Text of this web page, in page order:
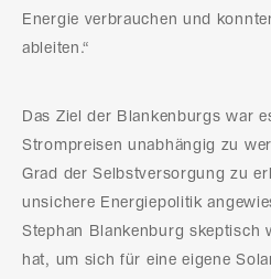
Energie verbrauchen und
ableiten.“
Das Ziel der Blankenburgs war
Strompreisen unabhängig zu
Grad der Selbstversorgung zu
unsichere Energiepolitik
Stephan Blankenburg skeptisch
hat, um sich für eine eigene